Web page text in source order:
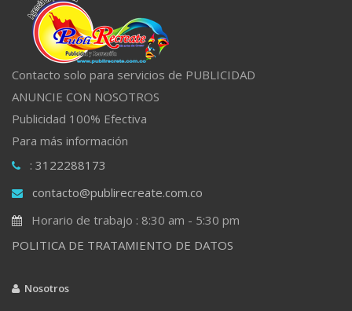
Contacto solo para servicios de PUBLICIDAD
ANUNCIE CON NOSOTROS
Publicidad 100% Efectiva
Para más información
: 3122288173
contacto@publirecreate.com.co
Horario de trabajo : 8:30 am - 5:30 pm
POLITICA DE TRATAMIENTO DE DATOS
Nosotros